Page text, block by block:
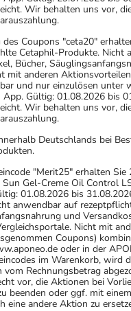
Wir behalten uns vor,
Coupons "ceta20"
Cetaphil-Produkte. Nicht
Bücher,
mit anderen
und nur einzulösen unter
Gültig: 01.08.2026 bis
Wir behalten uns vor,
Deutschlands bei
"Merit25" erhalten
Gel-Creme Oil Control
01.08.2026 bis
anwendbar auf
und
Nicht mit
Coupons)
oder in der
im Warenkorb, wird
Rechnungsbetrag
vor, die Aktionen bei
beenden oder ggf. mit
eine andere Aktion zu